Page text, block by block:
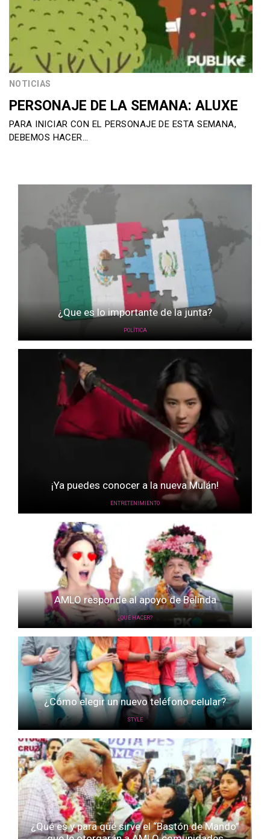
NOTICIAS
PERSONAJE DE LA SEMANA: ALUXE
PARA INICIAR CON EL PERSONAJE DE ESTA SEMANA,
DEBEMOS HACER…
¿Que es lo importante de la junta?
POLÍTICA
¡Ya puedes conocer a la nueva Mulán!
ENTRETENIMIENTO
AMLO responde al apoyo de Belinda
¿QUÉ HACER?
¿Cómo elegir un nuevo teléfono celular?
STYLE
¿Qué es y para qué sirve el “Bastón de Mando”